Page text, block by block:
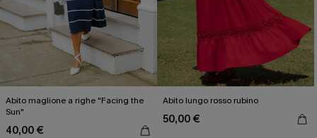
Abito maglione a righe "Facing the
Sun"
40,00 €
Abito lungo rosso rubino
50,00 €